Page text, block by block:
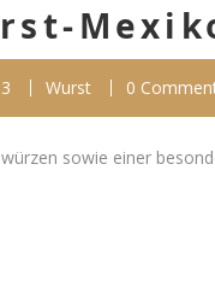
Wurst 0
sowie einer